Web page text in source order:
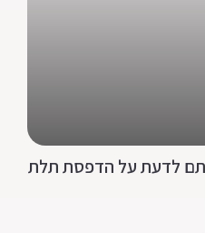
לדעת על הדפסת תלת